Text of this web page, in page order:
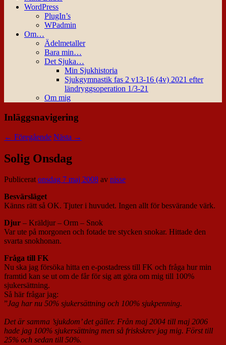
WordPress
PlugIn’s
WPadmin
Om…
Ädelmetaller
Bara min…
Det Sjuka…
Min Sjukhistoria
Sjukgymnastik fas 2 v13-16 (4v) 2021 efter
ländryggsoperation 1/3-21
Om mig
Inläggsnavigering
← Föregående Nästa →
Solig Onsdag
Publiceratonsdag 7 maj 2008 av nisse
Besvärsläget
Känns rätt så OK. Tjuter i huvudet. Ingen allt för besvärande värk.
Djur – Kräldjur – Orm – Snok
Var ute på morgonen och fotade tre stycken snokar. Hittade den
svarta snokhonan.
Fråga till FK
Nu ska jag försöka hitta en e-postadress till FK och fråga hur min
framtid kan se ut om de får för sig att göra om mig till 100%
sjukersättning.
Så här frågar jag:
”Jag har nu 50% sjukersättning och 100% sjukpenning.
Det är samma ’sjukdom’ det gäller. Från maj 2004 till maj 2006
hade jag 100% sjukersättning men så friskskrev jag mig. Först till
25% och sedan till 50%.